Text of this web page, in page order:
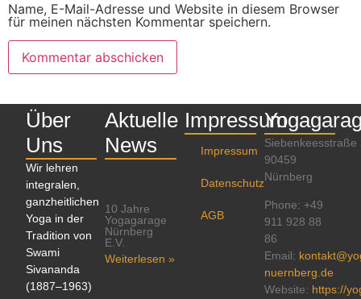
Name, E-Mail-Adresse und Website in diesem Browser
für meinen nächsten Kommentar speichern.
Über
Uns
Wir lehren
integralen,
ganzheitlichen
Yoga in der
Tradition von
Swami
Sivananda
(1887–1963)
Aktuelle
News
10 Jahre
Yogagarage
Nürnberg
E.V.
Weiterlesen »
Impressum
Impressum
Datenschutz
AGB
Siebenkeesstraße
90459
Nürnberg
Phone: +49
911 928 88
86
Email:
nuernberg.de
Website: https://